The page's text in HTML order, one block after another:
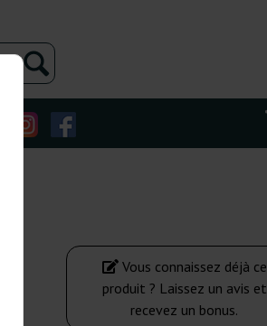
Vous connaissez déjà ce
produit ? Laissez un avis et
recevez un bonus.